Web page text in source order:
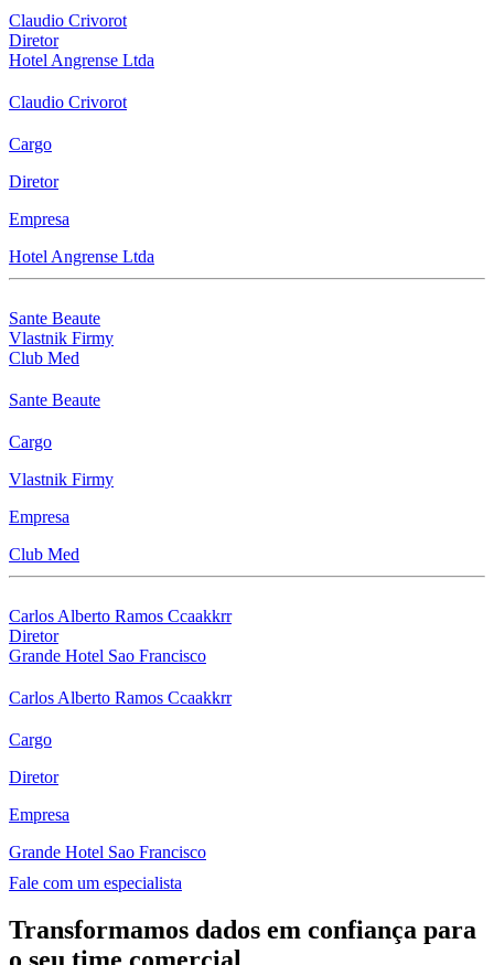
Claudio Crivorot
Diretor
Hotel Angrense Ltda
Claudio Crivorot
Cargo
Diretor
Empresa
Hotel Angrense Ltda
Sante Beaute
Vlastnik Firmy
Club Med
Sante Beaute
Cargo
Vlastnik Firmy
Empresa
Club Med
Carlos Alberto Ramos Ccaakkrr
Diretor
Grande Hotel Sao Francisco
Carlos Alberto Ramos Ccaakkrr
Cargo
Diretor
Empresa
Grande Hotel Sao Francisco
Fale com um especialista
Transformamos dados em confiança para